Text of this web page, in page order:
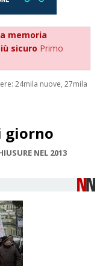
memoria
sicuro Primo
24mila nuove, 27mila
giorno
NEL 2013